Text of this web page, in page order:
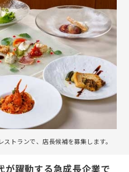
トランで、店長候補を募集します。
躍動する急成長企業で